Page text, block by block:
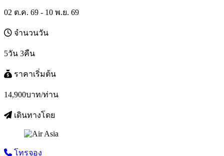
02 ต.ค. 69 - 10 พ.ย. 69
จำนวนวัน
5วัน 3คืน
ราคาเริ่มต้น
14,900บาท/ท่าน
เดินทางโดย
โทรจอง